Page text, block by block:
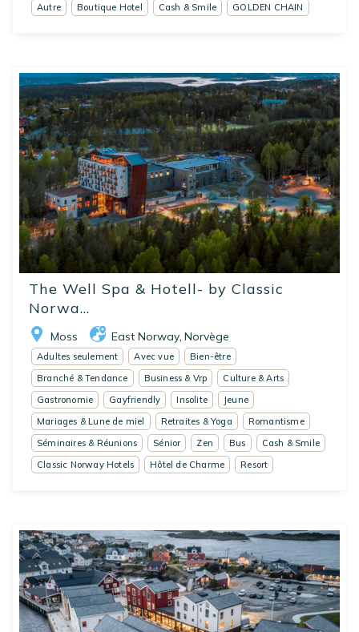
Autre
Boutique Hotel Cash & Smile GOLDEN CHAIN
The Well Spa & Hotell- by Classic
Norwa...
Moss East Norway Norvège
Adultes seulement Avec vue
Bien-être
Branché & Tendance
Business & Vrp
Culture & Arts
Gastronomie
Gayfriendly Insolite
Jeune
Mariages & Lune de miel
Retraites & Yoga
Romantisme
Séminaires & Réunions
Sénior Zen Bus
Cash & Smile
Classic Norway Hotels
Hôtel de Charme Resort